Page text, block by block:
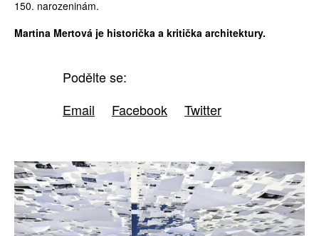
150. narozeninám.
Martina Mertová je historička a kritička architektury.
Podělte se:
Email
Facebook Twitter